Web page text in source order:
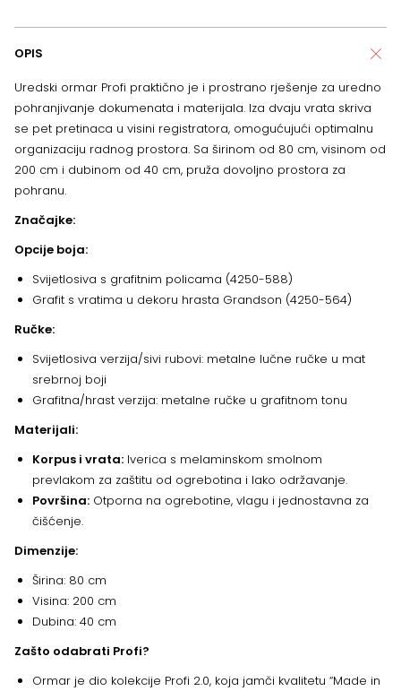
OPIS
Uredski ormar Profi praktično je i prostrano rješenje za uredno
pohranjivanje dokumenata i materijala. Iza dvaju vrata skriva
se pet pretinaca u visini registratora, omogućujući optimalnu
organizaciju radnog prostora. Sa širinom od 80 cm, visinom od
200 cm i dubinom od 40 cm, pruža dovoljno prostora za
pohranu.
Značajke:
Opcije boja:
Svijetlosiva s grafitnim policama (4250-588)
Grafit s vratima u dekoru hrasta Grandson (4250-564)
Ručke:
Svijetlosiva verzija/sivi rubovi: metalne lučne ručke u mat
srebrnoj boji
Grafitna/hrast verzija: metalne ručke u grafitnom tonu
Materijali:
Korpus i vrata: Iverica s melaminskom smolnom
prevlakom za zaštitu od ogrebotina i lako održavanje.
Površina: Otporna na ogrebotine, vlagu i jednostavna za
čišćenje.
Dimenzije:
Širina: 80 cm
Visina: 200 cm
Dubina: 40 cm
Zašto odabrati Profi?
Ormar je dio kolekcije Profi 2.0, koja jamči kvalitetu “Made in